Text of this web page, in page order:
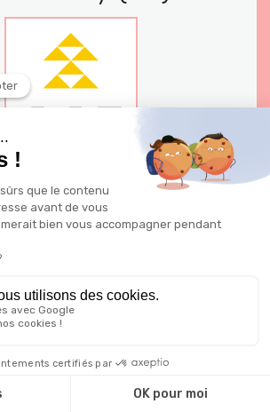
avenue Jean Jaures 03200